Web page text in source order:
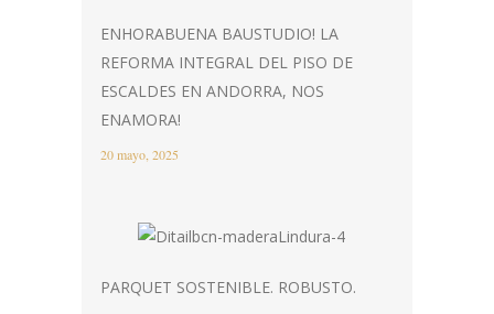
ENHORABUENA BAUSTUDIO! LA
REFORMA INTEGRAL DEL PISO DE
ESCALDES EN ANDORRA, NOS
ENAMORA!
20 mayo, 2025
PARQUET SOSTENIBLE. ROBUSTO.